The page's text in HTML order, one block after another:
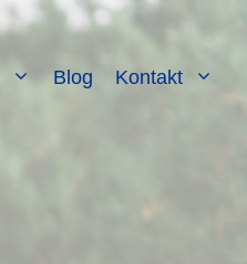
Blog Kontakt